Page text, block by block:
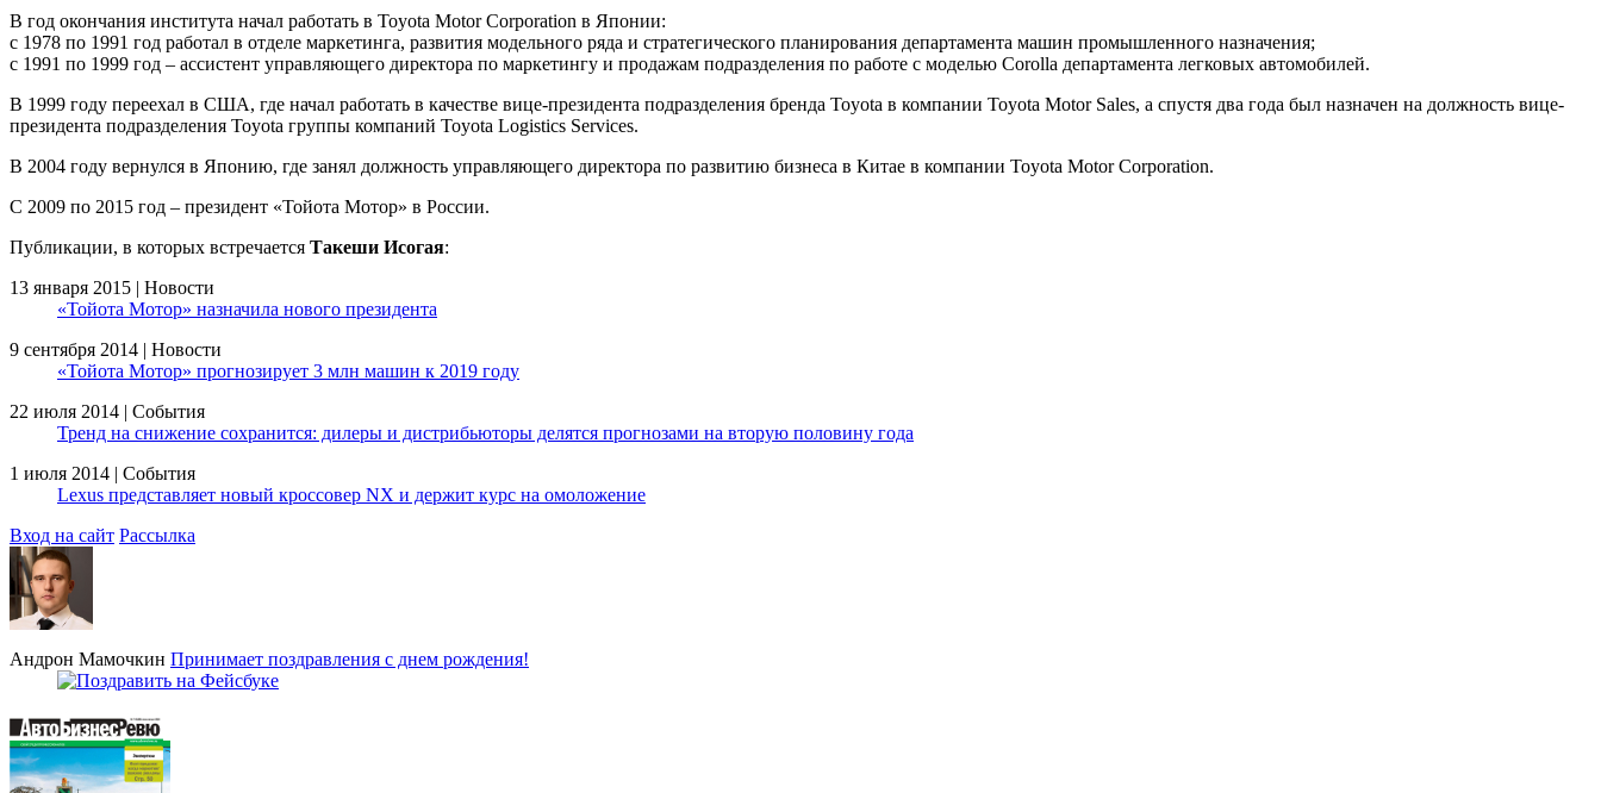
В год окончания института начал работать в Toyota Motor Corporation в Японии:
с 1978 по 1991 год работал в отделе маркетинга, развития модельного ряда и стратегического планирования департамента машин промышленного назначения;
с 1991 по 1999 год – ассистент управляющего директора по маркетингу и продажам подразделения по работе с моделью Corolla департамента легковых автомобилей.
В 1999 году переехал в США, где начал работать в качестве вице-президента подразделения бренда Toyota в компании Toyota Motor Sales, а спустя два года был назначен на должность вице-
президента подразделения Toyota группы компаний Toyota Logistics Services.
В 2004 году вернулся в Японию, где занял должность управляющего директора по развитию бизнеса в Китае в компании Toyota Motor Corporation.
С 2009 по 2015 год – президент «Тойота Мотор» в России.
Публикации, в которых встречается Такеши Исогая:
13 января 2015 | Новости
«Тойота Мотор» назначила нового президента
9 сентября 2014 | Новости
«Тойота Мотор» прогнозирует 3 млн машин к 2019 году
22 июля 2014 | События
Тренд на снижение сохранится: дилеры и дистрибьюторы делятся прогнозами на вторую половину года
1 июля 2014 | События
Lexus представляет новый кроссовер NX и держит курс на омоложение
Вход на сайт Рассылка
Андрон Мамочкин Принимает поздравления с днем рождения!